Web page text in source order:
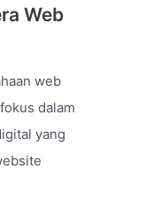
Web
web
dalam
yang